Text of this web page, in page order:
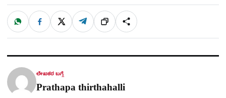
ಹಂಚಿಕೊಳ್ಳಿ
W
a
t
p
F
c
e
o
X T
l
e
a
ಲಿಂ
ಕ್
S
h
a
ಲೇಖಕರ ಬಗ್ಗೆ
Prathapa thirthahalli